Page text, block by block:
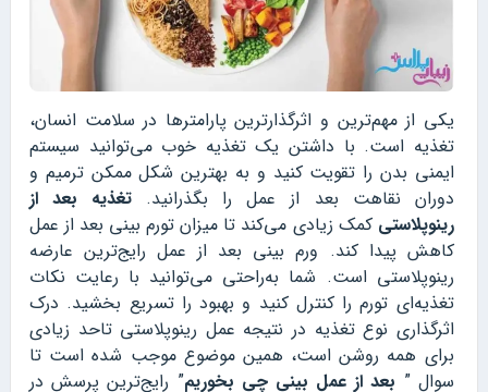
یکی از مهم‌ترین و اثرگذارترین پارامترها در سلامت انسان،
تغذیه است. با داشتن یک تغذیه خوب می‌توانید سیستم
ایمنی بدن را تقویت کنید و به بهترین شکل ممکن ترمیم و
دوران نقاهت بعد از عمل را بگذرانید. تغذیه بعد از
رینوپلاستی کمک زیادی می‌کند تا میزان تورم بینی بعد از عمل
کاهش پیدا کند. ورم بینی بعد از عمل رایج‌ترین عارضه
رینوپلاستی است. شما به‌راحتی می‌توانید با رعایت نکات
تغذیه‌ای تورم را کنترل کنید و بهبود را تسریع بخشید. درک
اثرگذاری نوع تغذیه در نتیجه عمل رینوپلاستی تاحد زیادی
برای همه روشن است، همین موضوع موجب شده است تا
سوال ” بعد از عمل بینی چی بخوریم” رایج‌ترین پرسش در